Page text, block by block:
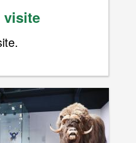
visite